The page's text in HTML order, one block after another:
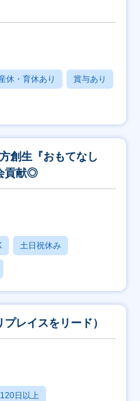
休・育休あり 賞与あり
創生『おもてなし
貢献◎
土日祝休み
レイスをリード）
日以上